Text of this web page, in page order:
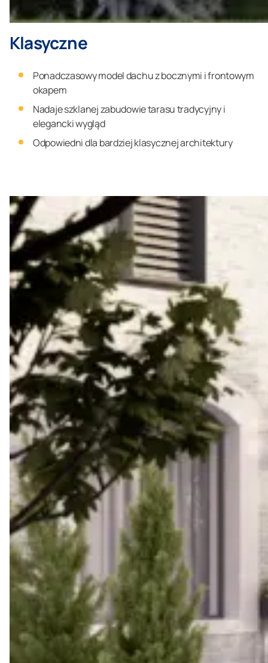
Klasyczne
Ponadczasowy model dachu z bocznymi i frontowym
okapem
Nadaje szklanej zabudowie tarasu tradycyjny i
elegancki wygląd
Odpowiedni dla bardziej klasycznej architektury